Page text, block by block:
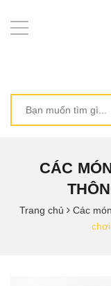
CÁC
Trang chủ Các